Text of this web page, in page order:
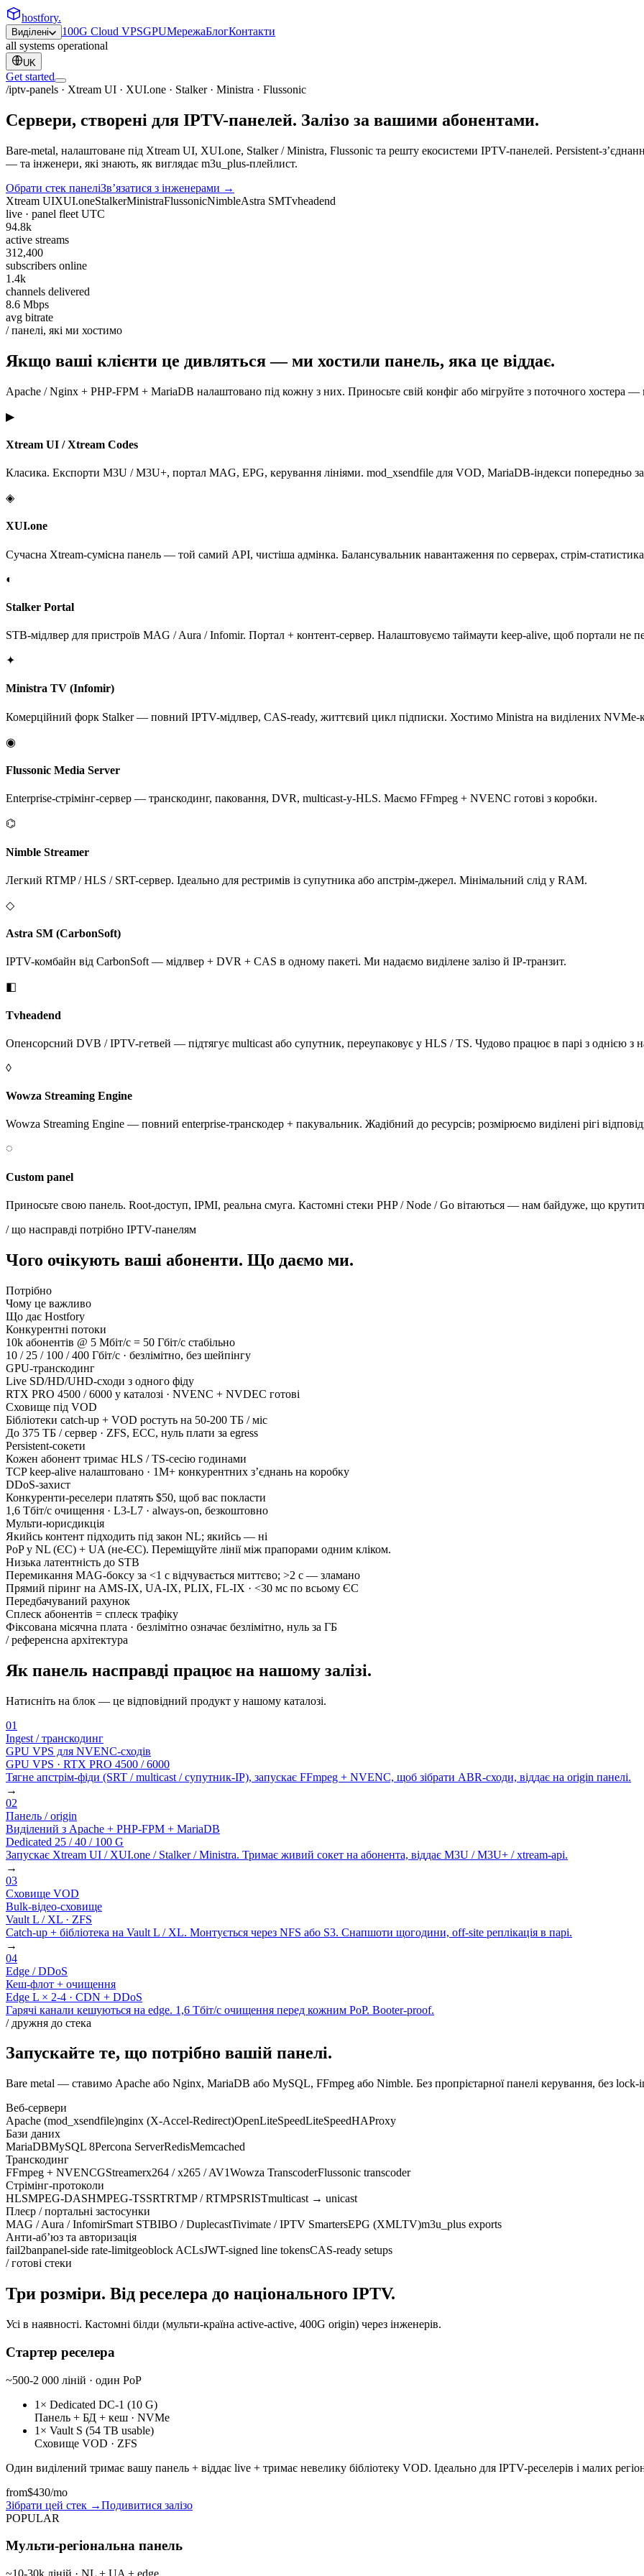
hostfory.
Виділені 100G Cloud VPSGPUМережаБлогКонтакти
all systems operational
UK
Get started
/iptv-panels · Xtream UI · XUI.one · Stalker · Ministra · Flussonic
Сервери, створені для IPTV-панелей. Залізо за вашими абонентами.
Bare-metal, налаштоване під Xtream UI, XUI.one, Stalker / Ministra, Flussonic та решту екосистеми IPTV-панелей. Persistent-
— та інженери, які знають, як виглядає m3u_plus-плейлист.
Обрати стек панеліЗвʼязатися з інженерами →
Xtream UIXUI.oneStalkerMinistraFlussonicNimbleAstra SMTvheadend
live · panel fleet UTC
94.8k
active streams
312,400
subscribers online
1.4k
channels delivered
8.6 Mbps
avg bitrate
/ панелі, які ми хостимо
Якщо ваші клієнти це дивляться — ми хостили панель, яка це віддає.
Apache / Nginx + PHP-FPM + MariaDB налаштовано під кожну з них. Приносьте свій конфіг або мігруйте з поточного хостера
▶
Xtream UI / Xtream Codes
Класика. Експорти M3U / M3U+, портал MAG, EPG, керування лініями. mod_xsendfile для VOD, MariaDB-індекси попередньо
◈
XUI.one
Сучасна Xtream-сумісна панель — той самий API, чистіша адмінка. Балансувальник навантаження по серверах, стрім-
◐
Stalker Portal
STB-мідлвер для пристроїв MAG / Aura / Infomir. Портал + контент-сервер. Налаштовуємо таймаути keep-alive, щоб портали не
✦
Ministra TV (Infomir)
Комерційний форк Stalker — повний IPTV-мідлвер, CAS-ready, життєвий цикл підписки. Хостимо Ministra на виділених NVMe-
◉
Flussonic Media Server
Enterprise-стрімінг-сервер — транскодинг, паковання, DVR, multicast-у-HLS. Маємо FFmpeg + NVENC готові з коробки.
⌬
Nimble Streamer
Легкий RTMP / HLS / SRT-сервер. Ідеально для рестримів із супутника або апстрім-джерел. Мінімальний слід у RAM.
◇
Astra SM (CarbonSoft)
IPTV-комбайн від CarbonSoft — мідлвер + DVR + CAS в одному пакеті. Ми надаємо виділене залізо й IP-транзит.
◧
Tvheadend
Опенсорсний DVB / IPTV-гетвей — підтягує multicast або супутник, переупаковує у HLS / TS. Чудово працює в парі з однією з
◊
Wowza Streaming Engine
Wowza Streaming Engine — повний enterprise-транскодер + пакувальник. Жадібний до ресурсів; розмірюємо виділені рігі
◌
Custom panel
Приносьте свою панель. Root-доступ, IPMI, реальна смуга. Кастомні стеки PHP / Node / Go вітаються — нам байдуже, що
/ що насправді потрібно IPTV-панелям
Чого очікують ваші абоненти. Що даємо ми.
Потрібно
Чому це важливо
Що дає Hostfory
Конкурентні потоки
10k абонентів @ 5 Мбіт/с = 50 Гбіт/с стабільно
10 / 25 / 100 / 400 Гбіт/с · безлімітно, без шейпінгу
GPU-транскодинг
Live SD/HD/UHD-сходи з одного фіду
RTX PRO 4500 / 6000 у каталозі · NVENC + NVDEC готові
Сховище під VOD
Бібліотеки catch-up + VOD ростуть на 50-200 ТБ / міс
До 375 ТБ / сервер · ZFS, ECC, нуль плати за egress
Persistent-сокети
Кожен абонент тримає HLS / TS-сесію годинами
TCP keep-alive налаштовано · 1M+ конкурентних зʼєднань на коробку
DDoS-захист
Конкуренти-реселери платять $50, щоб вас покласти
1,6 Тбіт/с очищення · L3-L7 · always-on, безкоштовно
Мульти-юрисдикція
Якийсь контент підходить під закон NL; якийсь — ні
PoP у NL (ЄС) + UA (не-ЄС). Переміщуйте лінії між прапорами одним кліком.
Низька латентність до STB
Перемикання MAG-боксу за <1 с відчувається миттєво; >2 с — зламано
Прямий піринг на AMS-IX, UA-IX, PLIX, FL-IX · <30 мс по всьому ЄС
Передбачуваний рахунок
Сплеск абонентів = сплеск трафіку
Фіксована місячна плата · безлімітно означає безлімітно, нуль за ГБ
/ референсна архітектура
Як панель насправді працює на нашому залізі.
Натисніть на блок — це відповідний продукт у нашому каталозі.
01
Ingest / транскодинг
GPU VPS для NVENC-сходів
GPU VPS · RTX PRO 4500 / 6000
Тягне апстрім-фіди (SRT / multicast / супутник-IP), запускає FFmpeg + NVENC, щоб зібрати ABR-сходи, віддає на origin панелі.
→
02
Панель / origin
Виділений з Apache + PHP-FPM + MariaDB
Dedicated 25 / 40 / 100 G
Запускає Xtream UI / XUI.one / Stalker / Ministra. Тримає живий сокет на абонента, віддає M3U / M3U+ / xtream-api.
→
03
Сховище VOD
Bulk-відео-сховище
Vault L / XL · ZFS
Catch-up + бібліотека на Vault L / XL. Монтується через NFS або S3. Снапшоти щогодини, off-site реплікація в парі.
→
04
Edge / DDoS
Кеш-флот + очищення
Edge L × 2-4 · CDN + DDoS
Гарячі канали кешуються на edge. 1,6 Тбіт/с очищення перед кожним PoP. Booter-proof.
/ дружня до стека
Запускайте те, що потрібно вашій панелі.
Bare metal — ставимо Apache або Nginx, MariaDB або MySQL, FFmpeg або Nimble. Без пропрієтарної панелі керування, без lock-
Веб-сервери
Apache (mod_xsendfile)nginx (X-Accel-Redirect)OpenLiteSpeedLiteSpeedHAProxy
Бази даних
MariaDBMySQL 8Percona ServerRedisMemcached
Транскодинг
FFmpeg + NVENCGStreamerx264 / x265 / AV1Wowza TranscoderFlussonic transcoder
Стрімінг-протоколи
HLSMPEG-DASHMPEG-TSSRTRTMP / RTMPSRISTmulticast → unicast
Плеєр / портальні застосунки
MAG / Aura / InfomirSmart STBIBO / DuplecastTivimate / IPTV SmartersEPG (XMLTV)m3u_plus exports
Анти-абʼюз та авторизація
fail2banpanel-side rate-limitgeoblock ACLsJWT-signed line tokensCAS-ready setups
/ готові стеки
Три розміри. Від реселера до національного IPTV.
Усі в наявності. Кастомні білди (мульти-країна active-active, 400G origin) через інженерів.
Стартер реселера
~500-2 000 ліній · один PoP
1× Dedicated DC-1 (10 G)
Панель + БД + кеш · NVMe
1× Vault S (54 TB usable)
Сховище VOD · ZFS
Один виділений тримає вашу панель + віддає live + тримає невелику бібліотеку VOD. Ідеально для IPTV-реселерів і малих
from$430/mo
Зібрати цей стек →Подивитися залізо
POPULAR
Мульти-регіональна панель
~10-30k ліній · NL + UA + edge